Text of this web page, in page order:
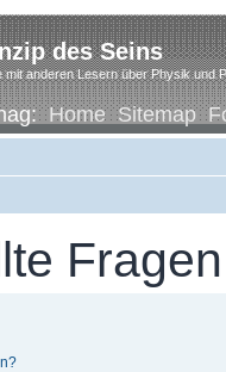
des Seins
mit anderen Lesern über Physik und
Home Sitemap
Fragen